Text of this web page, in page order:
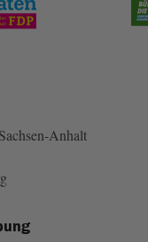
Anhalt